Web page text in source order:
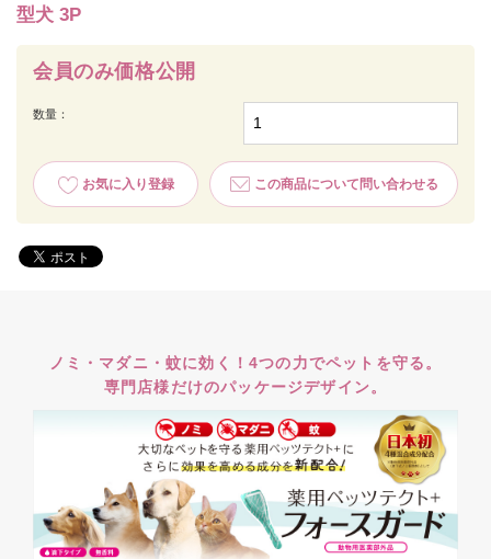
型犬 3P
会員のみ価格公開
数量：
お気に入り登録 この商品について問い合わせる
ノミ・マダニ・蚊に効く！4つの力でペットを守る。
専門店様だけのパッケージデザイン。